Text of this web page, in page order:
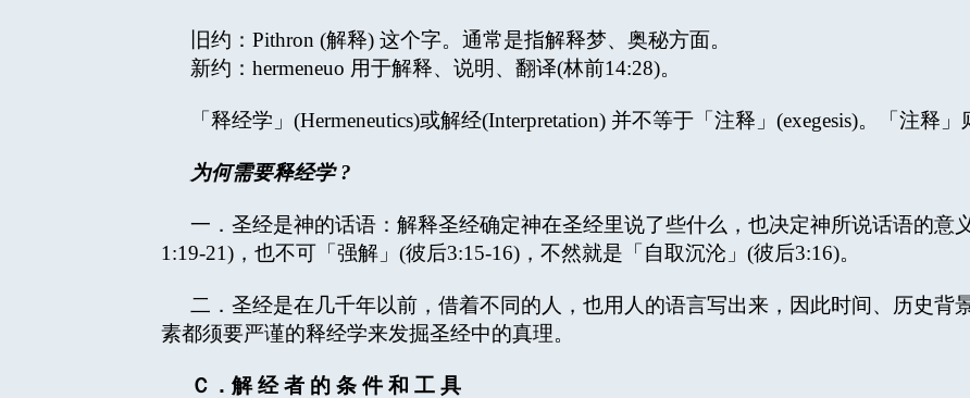
旧约：Pithron (解释) 这个字。通常是指解释梦、奥秘方面。
新约：hermeneuo 用于解释、说明、翻译(林前14:28)。
「释经学」(Hermeneutics)或解经(Interpretation) 并不等于「注释」(exegesis)。「注释
为何需要释经学?
一．圣经是神的话语：解释圣经确定神在圣经里说了些什么，也决定神所说话语的意
1:19-21)，也不可「强解」(彼后3:15-16)，不然就是「自取沉沦」(彼后3:16)。
二．圣经是在几千年以前，借着不同的人，也用人的语言写出来，因此时间、历史背
素都须要严谨的释经学来发掘圣经中的真理。
Ｃ．解 经 者 的 条 件 和 工 具